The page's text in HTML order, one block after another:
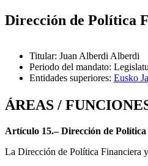
Dirección de Política
Titular: Juan Alberdi Alberdi
Periodo del mandato:
Entidades superiores: Eusko
ÁREAS /
Artículo 15.– Dirección de
La Dirección de Política Financiera